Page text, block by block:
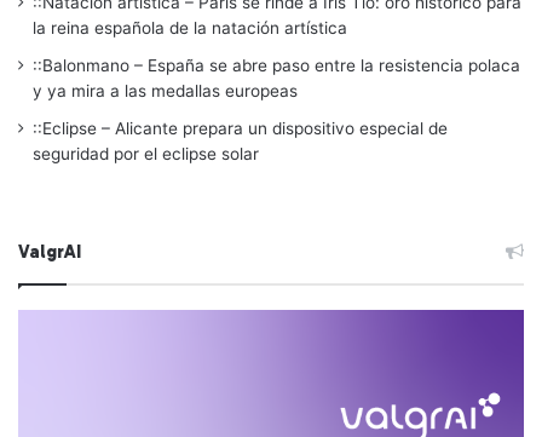
la reina española de la natación artística
::Balonmano – España se abre paso entre la resistencia polaca
y ya mira a las medallas europeas
::Eclipse – Alicante prepara un dispositivo especial de
seguridad por el eclipse solar
ValgrAI